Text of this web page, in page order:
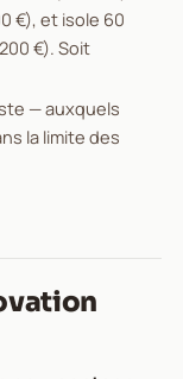
€), et isole 60
€). Soit
— auxquels
la limite des